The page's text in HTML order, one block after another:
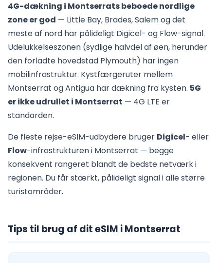
4G-dækning i Montserrats beboede nordlige
zone er god — Little Bay, Brades, Salem og det
meste af nord har pålideligt Digicel- og Flow-signal.
Udelukkelseszonen (sydlige halvdel af øen, herunder
den forladte hovedstad Plymouth) har ingen
mobilinfrastruktur. Kystfærgeruter mellem
Montserrat og Antigua har dækning fra kysten. 5G
er ikke udrullet i Montserrat — 4G LTE er
standarden.
De fleste rejse-eSIM-udbydere bruger Digicel- eller
Flow-infrastrukturen i Montserrat — begge
konsekvent rangeret blandt de bedste netværk i
regionen. Du får stærkt, pålideligt signal i alle større
turistområder.
Tips til brug af dit eSIM i Montserrat